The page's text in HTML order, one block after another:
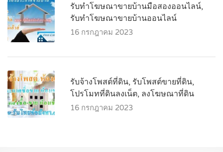
รับทำโฆษณาขายบ้านมือสองออนไลน์,
รับทำโฆษณาขายบ้านออนไลน์
16 กรกฎาคม 2023
รับจ้างโพสต์ที่ดิน, รับโพสต์ขายที่ดิน,
โปรโมทที่ดินลงเน็ต, ลงโฆษณาที่ดิน
16 กรกฎาคม 2023